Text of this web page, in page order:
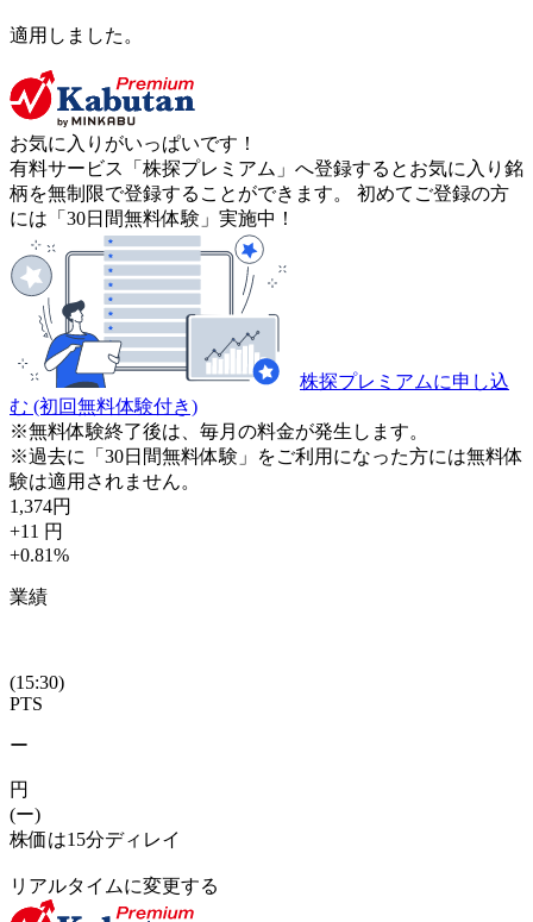
適用しました。
お気に入りがいっぱいです！
有料サービス「株探プレミアム」へ登録するとお気に入り銘
柄を無制限で登録することができます。 初めてご登録の方
には「30日間無料体験」実施中！
株探プレミアムに申し込
む (初回無料体験付き)
※無料体験終了後は、毎月の料金が発生します。
※過去に「30日間無料体験」をご利用になった方には無料体
験は適用されません。
1,374円
+11 円
+0.81%
業績
(15:30)
PTS
ー
円
(ー)
株価は15分ディレイ
リアルタイムに変更する